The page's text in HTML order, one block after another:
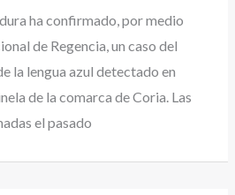
ha confirmado, por medio
de Regencia, un caso del
la lengua azul detectado en
de la comarca de Coria. Las
el pasado